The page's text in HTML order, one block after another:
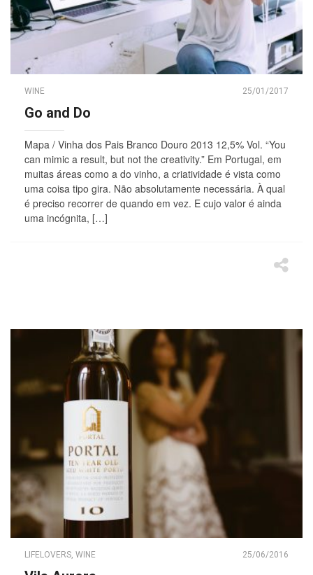
WINE 25/01/2017
Go and Do
Mapa / Vinha dos Pais Branco Douro 2013 12,5% Vol. “You
can mimic a result, but not the creativity.” Em Portugal, em
muitas áreas como a do vinho, a criatividade é vista como
uma coisa tipo gira. Não absolutamente necessária. À qual
é preciso recorrer de quando em vez. E cujo valor é ainda
uma incógnita, […]
LIFELOVERS, WINE 25/06/2016